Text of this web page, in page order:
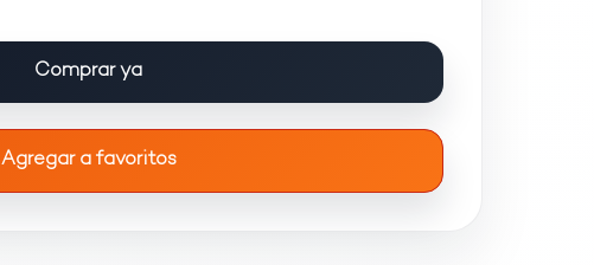
Comprar ya
Agregar a favoritos